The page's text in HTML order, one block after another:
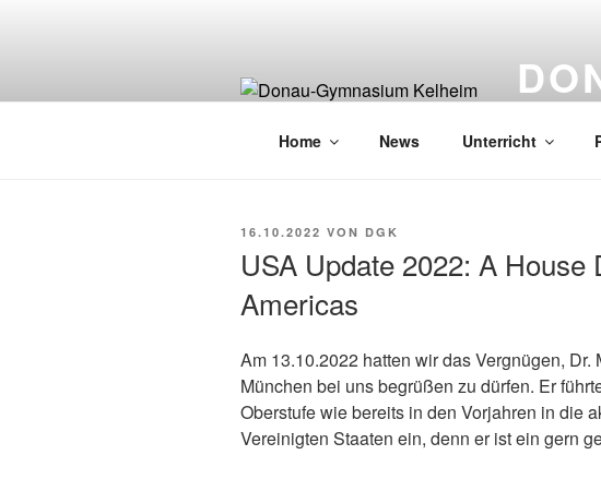
Home News Unterricht
VERÖFFENTLICHT
16.10.2022 VON DGK
USA Update 2022: A
Americas
Am 13.10.2022 hatten wir das Vergnügen,
München bei uns begrüßen zu dürfen. Er
Oberstufe wie bereits in den Vorjahren in die
Vereinigten Staaten ein, denn er ist ein gern